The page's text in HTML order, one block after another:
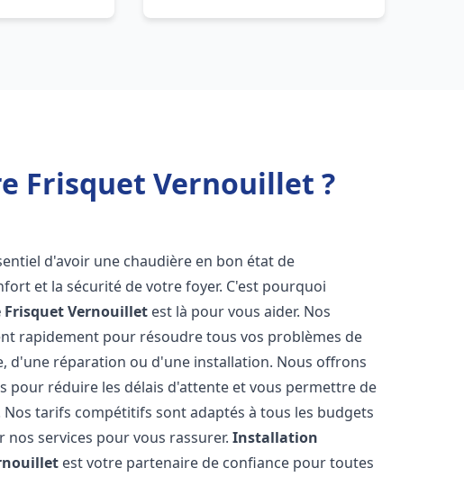
Frisquet Vernouillet ?
d'avoir une chaudière en bon état de
et la sécurité de votre foyer. C'est pourquoi
Vernouillet est là pour vous aider. Nos
rapidement pour résoudre tous vos problèmes de
d'une réparation ou d'une installation. Nous offrons
pour réduire les délais d'attente et vous permettre de
tarifs compétitifs sont adaptés à tous les budgets
nos services pour vous rassurer.Installation
est votre partenaire de confiance pour toutes